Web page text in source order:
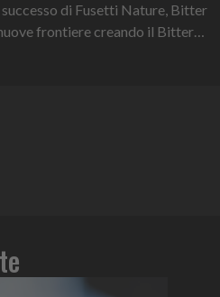
di Fusetti Nature, Bitter
frontiere creando il Bitter